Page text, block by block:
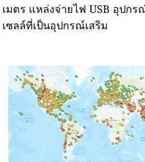
เมตร แหล่งจ่ายไฟ USB อุปก
เซลล์ที่เป็นอุปกรณ์เสริม